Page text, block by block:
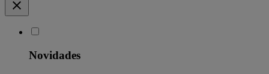
Novidades